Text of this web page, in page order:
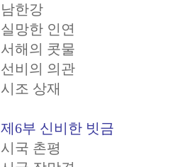
남한강
실망한 인연
서해의 콧물
선비의 의관
시조 상재
제6부 신비한 빗금
시국 촌평